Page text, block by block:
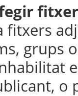
fitxers
grups